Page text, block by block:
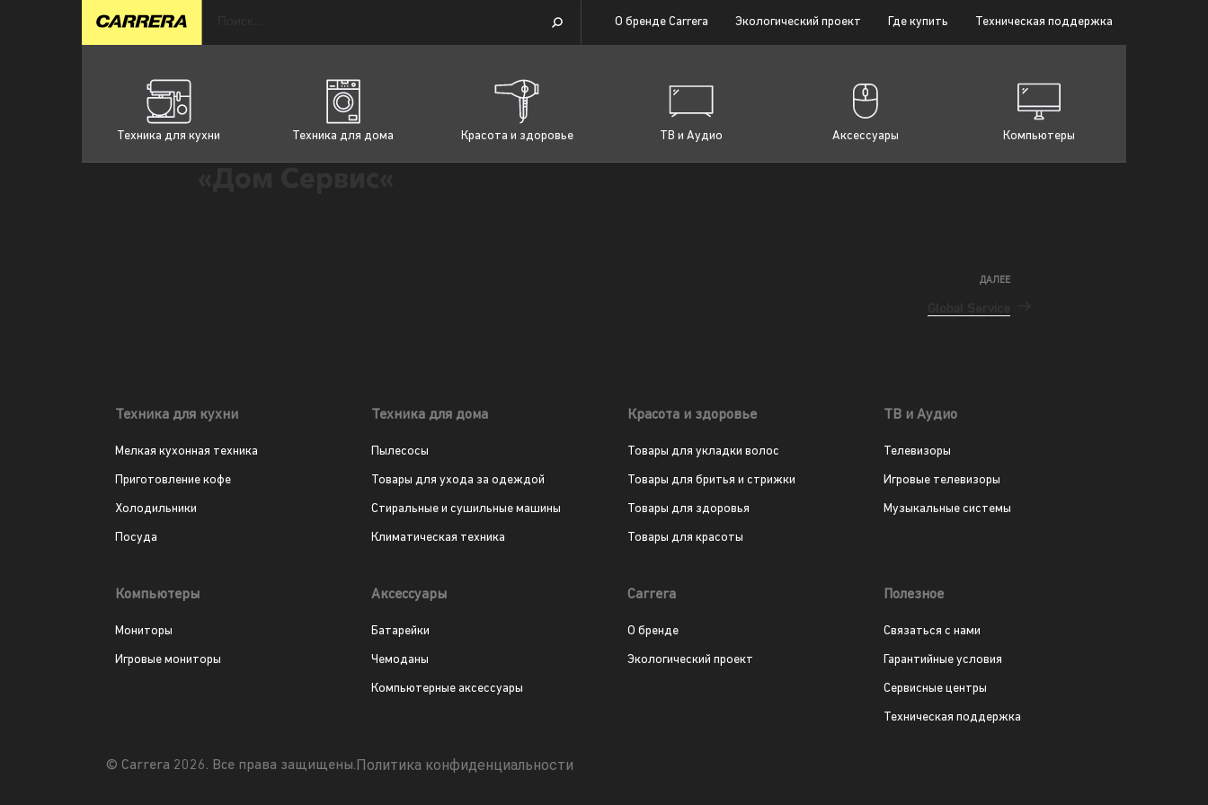
О бренде Carrera Экологический проект Где купить Техническая поддержка
Техника для кухни Техника для дома Красота и здоровье ТВ и Аудио Аксессуары Компьютеры
ДАЛЕЕ
Техника для кухни
Мелкая кухонная техника
Приготовление кофе
Холодильники
Посуда
Техника для дома
Пылесосы
Товары для ухода за одеждой
Стиральные и сушильные машины
Климатическая техника
Красота и здоровье
Товары для укладки волос
Товары для бритья и стрижки
Товары для здоровья
Товары для красоты
ТВ и Аудио
Телевизоры
Игровые телевизоры
Музыкальные системы
Компьютеры
Мониторы
Игровые мониторы
Аксессуары
Батарейки
Чемоданы
Компьютерные аксессуары
Carrera
О бренде
Экологический проект
Полезное
Связаться с нами
Гарантийные условия
Сервисные центры
Техническая поддержка
© Carrera 2026. Все права защищены.Политика конфиденциальности